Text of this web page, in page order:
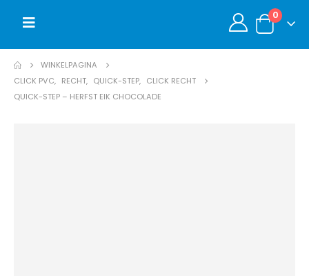
0
WINKELPAGINA
CLICK PVC, RECHT, QUICK-STEP, CLICK RECHT
QUICK-STEP – HERFST EIK CHOCOLADE